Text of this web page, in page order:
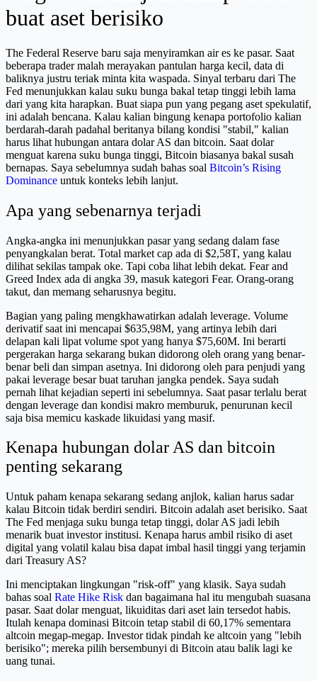
buat aset berisiko
The Federal Reserve baru saja menyiramkan air es ke pasar. Saat
beberapa trader malah merayakan pantulan harga kecil, data di
baliknya justru teriak minta kita waspada. Sinyal terbaru dari The
Fed menunjukkan kalau suku bunga bakal tetap tinggi lebih lama
dari yang kita harapkan. Buat siapa pun yang pegang aset spekulatif,
ini adalah bencana. Kalau kalian bingung kenapa portofolio kalian
berdarah-darah padahal beritanya bilang kondisi "stabil," kalian
harus lihat hubungan antara dolar AS dan bitcoin. Saat dolar
menguat karena suku bunga tinggi, Bitcoin biasanya bakal susah
bernapas. Saya sebelumnya sudah bahas soal Bitcoin’s Rising
Dominance untuk konteks lebih lanjut.
Apa yang sebenarnya terjadi
Angka-angka ini menunjukkan pasar yang sedang dalam fase
penyangkalan berat. Total market cap ada di $2,58T, yang kalau
dilihat sekilas tampak oke. Tapi coba lihat lebih dekat. Fear and
Greed Index ada di angka 39, masuk kategori Fear. Orang-orang
takut, dan memang seharusnya begitu.
Bagian yang paling mengkhawatirkan adalah leverage. Volume
derivatif saat ini mencapai $635,98M, yang artinya lebih dari
delapan kali lipat volume spot yang hanya $75,60M. Ini berarti
pergerakan harga sekarang bukan didorong oleh orang yang benar-
benar beli dan simpan asetnya. Ini didorong oleh para penjudi yang
pakai leverage besar buat taruhan jangka pendek. Saya sudah
pernah lihat kejadian seperti ini sebelumnya. Saat pasar terlalu berat
dengan leverage dan kondisi makro memburuk, penurunan kecil
saja bisa memicu kaskade likuidasi yang masif.
Kenapa hubungan dolar AS dan bitcoin
penting sekarang
Untuk paham kenapa sekarang sedang anjlok, kalian harus sadar
kalau Bitcoin tidak berdiri sendiri. Bitcoin adalah aset berisiko. Saat
The Fed menjaga suku bunga tetap tinggi, dolar AS jadi lebih
menarik buat investor institusi. Kenapa harus ambil risiko di aset
digital yang volatil kalau bisa dapat imbal hasil tinggi yang terjamin
dari Treasury AS?
Ini menciptakan lingkungan "risk-off" yang klasik. Saya sudah
bahas soal Rate Hike Risk dan bagaimana hal itu mengubah suasana
pasar. Saat dolar menguat, likuiditas dari aset lain tersedot habis.
Itulah kenapa dominasi Bitcoin tetap stabil di 60,17% sementara
altcoin megap-megap. Investor tidak pindah ke altcoin yang "lebih
berisiko"; mereka pilih bersembunyi di Bitcoin atau balik lagi ke
uang tunai.